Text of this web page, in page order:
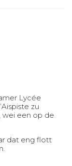
Lycée
zu
wei een op de
dat eng flott